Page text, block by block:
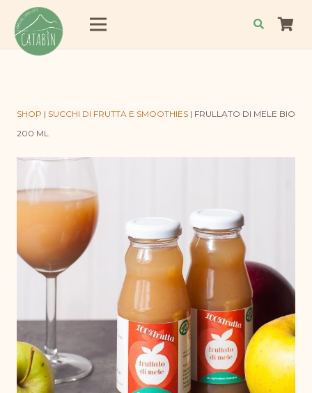
SHOP | SUCCHI DI FRUTTA E SMOOTHIES | FRULLATO DI MELE BIO
200 ML